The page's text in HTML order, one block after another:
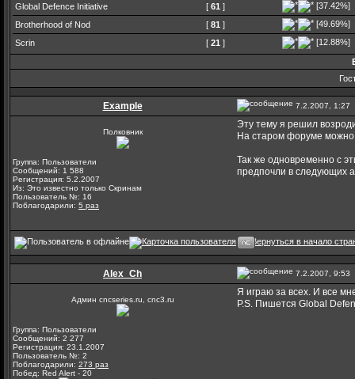
Global Defence Initiative [ 61 ] [37.42%]
Brotherhood of Nod [ 81 ] [49.69%]
Scrin [ 21 ] [12.88%]
Example 7.2.2007, 1:27
Полковник
Группа: Пользователи
Сообщений: 1 588
Регистрация: 5.2.2007
Из: Это известно только Скринам
Пользователь №: 16
Поблагодарили: 5 раз
Эту тему я решил
На старом форуме можно
Так же одновременно с
предпочли в следующих
Alex_Ch 7.2.2007, 9:53
Админ cncseries.ru, cnc3.ru
Группа: Пользователи
Сообщений: 2 277
Регистрация: 23.1.2007
Пользователь №: 2
Поблагодарили: 273 раз
Побед: Red Alert - 20
Я играю за всех. И все
P.S. Пишется Global